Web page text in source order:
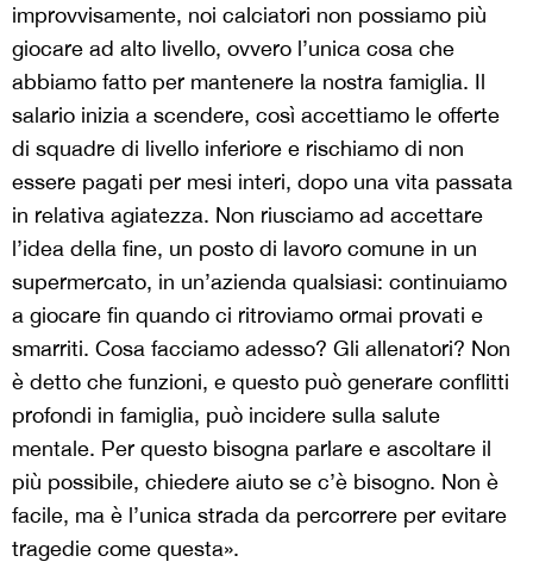
improvvisamente, noi calciatori non possiamo più
giocare ad alto livello, ovvero l’unica cosa che
abbiamo fatto per mantenere la nostra famiglia. Il
salario inizia a scendere, così accettiamo le offerte
di squadre di livello inferiore e rischiamo di non
essere pagati per mesi interi, dopo una vita passata
in relativa agiatezza. Non riusciamo ad accettare
l’idea della fine, un posto di lavoro comune in un
supermercato, in un’azienda qualsiasi: continuiamo
a giocare fin quando ci ritroviamo ormai provati e
smarriti. Cosa facciamo adesso? Gli allenatori? Non
è detto che funzioni, e questo può generare conflitti
profondi in famiglia, può incidere sulla salute
mentale. Per questo bisogna parlare e ascoltare il
più possibile, chiedere aiuto se c’è bisogno. Non è
facile, ma è l’unica strada da percorrere per evitare
tragedie come questa».